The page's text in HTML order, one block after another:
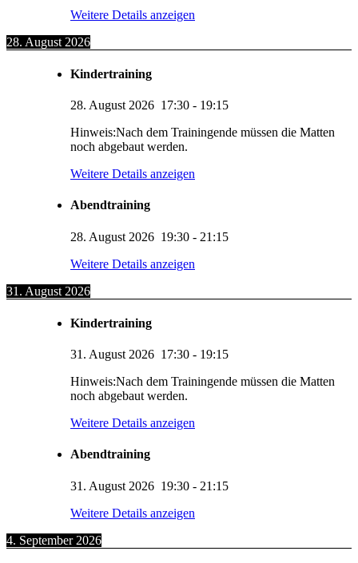
Weitere Details anzeigen
28. August 2026
Kindertraining
28. August 2026 17:30 - 19:15
Hinweis:Nach dem Trainingende müssen die Matten
noch abgebaut werden.
Weitere Details anzeigen
Abendtraining
28. August 2026 19:30 - 21:15
Weitere Details anzeigen
31. August 2026
Kindertraining
31. August 2026 17:30 - 19:15
Hinweis:Nach dem Trainingende müssen die Matten
noch abgebaut werden.
Weitere Details anzeigen
Abendtraining
31. August 2026 19:30 - 21:15
Weitere Details anzeigen
4. September 2026